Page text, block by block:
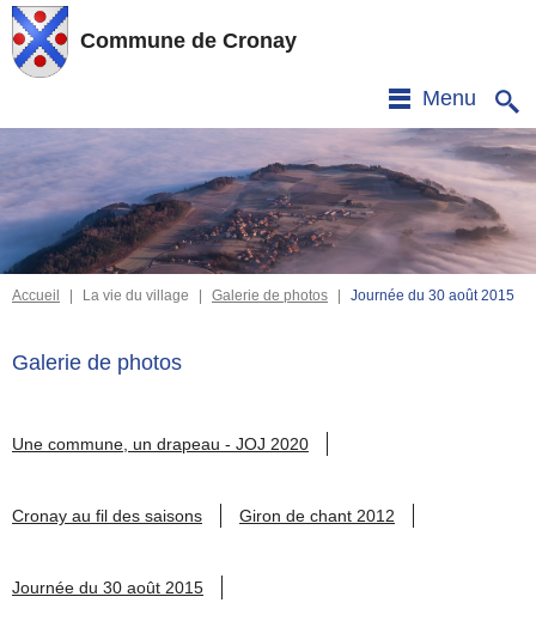
Commune de Cronay
Menu
Accueil | La vie du village | Galerie de photos | Journée du 30 août 2015
Galerie de photos
Une commune, un drapeau - JOJ 2020
Cronay au fil des saisons Giron de chant 2012
Journée du 30 août 2015